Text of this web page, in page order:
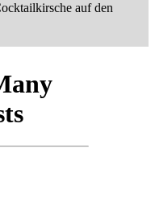
auf den